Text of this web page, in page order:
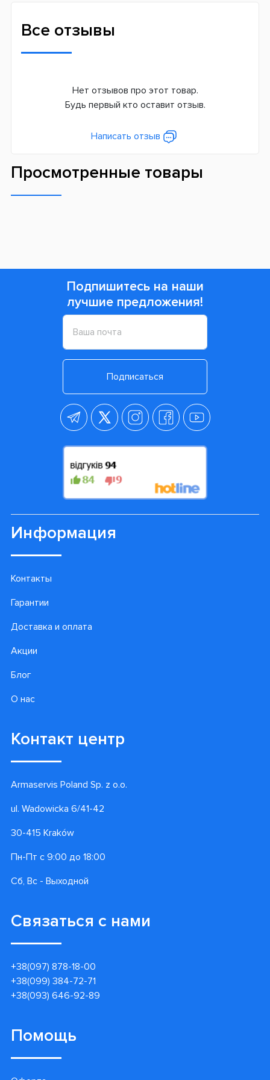
Все отзывы
Нет отзывов про этот товар.
Будь первый кто оставит отзыв.
Написать отзыв
Просмотренные товары
Подпишитесь на наши
лучшие предложения!
Подписаться
Информация
Контакты
Гарантии
Доставка и оплата
Акции
Блог
О нас
Контакт центр
Armaservis Poland Sp. z o.o.
ul. Wadowicka 6/41-42
30-415 Kraków
Пн-Пт с 9:00 до 18:00
Сб, Вс - Выходной
Связаться с нами
+38(097) 878-18-00
+38(099) 384-72-71
+38(093) 646-92-89
Помощь